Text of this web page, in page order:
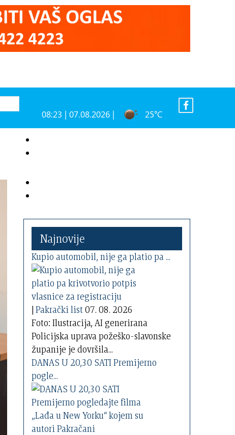
08:23 | 07.08.2026 | 25°C
Najnovije
Kupio automobil, nije ga platio pa ...
|Pakrački list07. 08. 2026
Foto: Ilustracija, AI generirana
Policijska uprava požeško-slavonske
županije je dovršila...
DANAS U 20,30 SATI Premijerno
pogle...